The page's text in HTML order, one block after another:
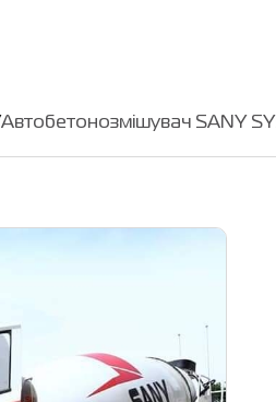
Автобетонозмішувач SANY